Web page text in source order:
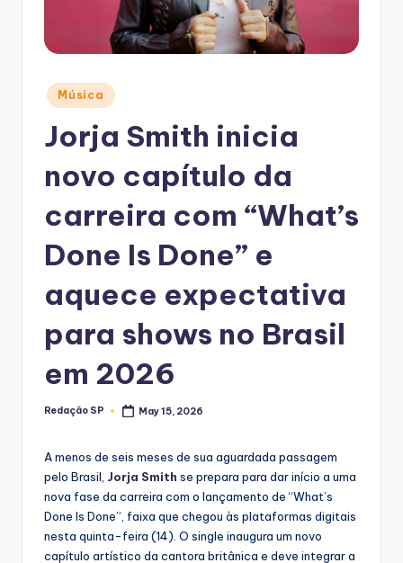
Posted
in
Música
Jorja Smith inicia
novo capítulo da
carreira com “What’s
Done Is Done” e
aquece expectativa
para shows no Brasil
em 2026
Posted
Redação SP May 15, 2026
A menos de seis meses de sua aguardada passagem
pelo Brasil, Jorja Smith se prepara para dar início a uma
nova fase da carreira com o lançamento de “What’s
Done Is Done”, faixa que chegou às plataformas digitais
nesta quinta-feira (14). O single inaugura um novo
capítulo artístico da cantora britânica e deve integrar a